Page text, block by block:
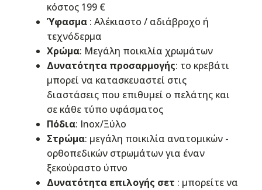
κόστος 199 €
Ύφασμα : Αλέκιαστo / αδιάβροχo ή
τεχνόδερμα
Χρώμα: Μεγάλη ποικιλία χρωμάτων
Δυνατότητα προσαρμογής: το κρεβάτι
μπορεί να κατασκευαστεί στις
διαστάσεις που επιθυμεί ο πελάτης και
σε κάθε τύπο υφάσματος
Πόδια: Inox/Ξύλο
Στρώμα: μεγάλη ποικιλία ανατομικών -
ορθοπεδικών στρωμάτων για έναν
ξεκούραστο ύπνο
Δυνατότητα επιλογής σετ : μπορείτε να